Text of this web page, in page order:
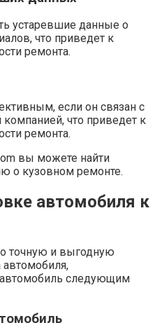
устаревшие данные о
что приведет к
ремонта.
если он связан с
что приведет к
ремонта.
вы можете найти
о кузовном ремонте.
автомобиля к
точную и выгодную
автомобиль следующим